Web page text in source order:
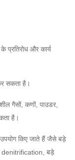
प्रतिरोध और कार्य
सकता है।
गैसों, कणों, पाउडर,
है।
किए जाते हैं जैसे बड़े
denitrification, बड़े